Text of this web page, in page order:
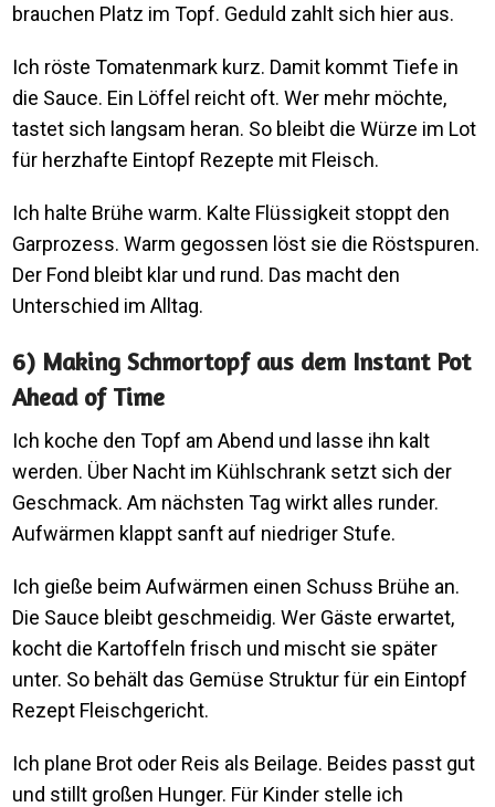
brauchen Platz im Topf. Geduld zahlt sich hier aus.
Ich röste Tomatenmark kurz. Damit kommt Tiefe in
die Sauce. Ein Löffel reicht oft. Wer mehr möchte,
tastet sich langsam heran. So bleibt die Würze im Lot
für herzhafte Eintopf Rezepte mit Fleisch.
Ich halte Brühe warm. Kalte Flüssigkeit stoppt den
Garprozess. Warm gegossen löst sie die Röstspuren.
Der Fond bleibt klar und rund. Das macht den
Unterschied im Alltag.
6) Making Schmortopf aus dem Instant Pot
Ahead of Time
Ich koche den Topf am Abend und lasse ihn kalt
werden. Über Nacht im Kühlschrank setzt sich der
Geschmack. Am nächsten Tag wirkt alles runder.
Aufwärmen klappt sanft auf niedriger Stufe.
Ich gieße beim Aufwärmen einen Schuss Brühe an.
Die Sauce bleibt geschmeidig. Wer Gäste erwartet,
kocht die Kartoffeln frisch und mischt sie später
unter. So behält das Gemüse Struktur für ein Eintopf
Rezept Fleischgericht.
Ich plane Brot oder Reis als Beilage. Beides passt gut
und stillt großen Hunger. Für Kinder stelle ich